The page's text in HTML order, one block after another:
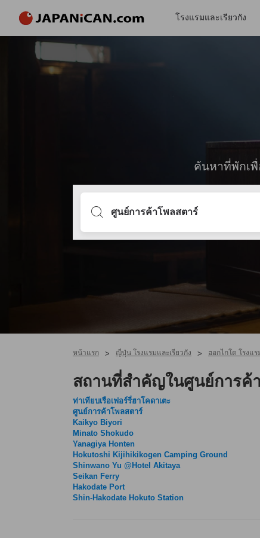
โรงแรมและเรียวกัง
ค้นหาที่พักเพื่
หน้าแรก > ญี่ปุ่น โรงแรมและเรียวกัง > ฮอกไกโด โรงแร
สถานที่สำคัญในศูนย์การค้า
ท่าเทียบเรือเฟอร์รี่ฮาโคดาเตะ
ศูนย์การค้าโพลสตาร์
Kaikyo Biyori
Minato Shokudo
Yanagiya Honten
Hokutoshi Kijihikikogen Camping Ground
Shinwano Yu @Hotel Akitaya
Seikan Ferry
Hakodate Port
Shin-Hakodate Hokuto Station